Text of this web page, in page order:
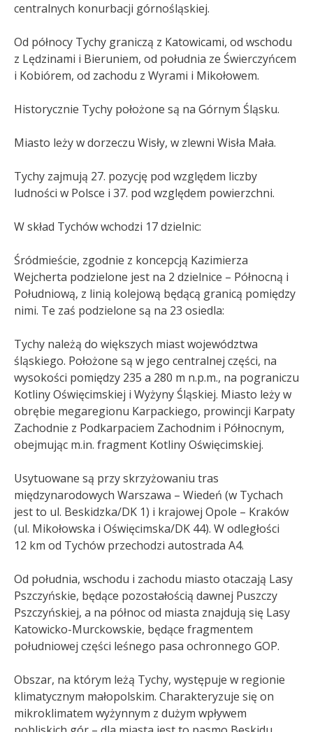
centralnych konurbacji górnośląskiej.
Od północy Tychy graniczą z Katowicami, od wschodu
z Lędzinami i Bieruniem, od południa ze Świerczyńcem
i Kobiórem, od zachodu z Wyrami i Mikołowem.
Historycznie Tychy położone są na Górnym Śląsku.
Miasto leży w dorzeczu Wisły, w zlewni Wisła Mała.
Tychy zajmują 27. pozycję pod względem liczby
ludności w Polsce i 37. pod względem powierzchni.
W skład Tychów wchodzi 17 dzielnic:
Śródmieście, zgodnie z koncepcją Kazimierza
Wejcherta podzielone jest na 2 dzielnice – Północną i
Południową, z linią kolejową będącą granicą pomiędzy
nimi. Te zaś podzielone są na 23 osiedla:
Tychy należą do większych miast województwa
śląskiego. Położone są w jego centralnej części, na
wysokości pomiędzy 235 a 280 m n.p.m., na pograniczu
Kotliny Oświęcimskiej i Wyżyny Śląskiej. Miasto leży w
obrębie megaregionu Karpackiego, prowincji Karpaty
Zachodnie z Podkarpaciem Zachodnim i Północnym,
obejmując m.in. fragment Kotliny Oświęcimskiej.
Usytuowane są przy skrzyżowaniu tras
międzynarodowych Warszawa – Wiedeń (w Tychach
jest to ul. Beskidzka/DK 1) i krajowej Opole – Kraków
(ul. Mikołowska i Oświęcimska/DK 44). W odległości
12 km od Tychów przechodzi autostrada A4.
Od południa, wschodu i zachodu miasto otaczają Lasy
Pszczyńskie, będące pozostałością dawnej Puszczy
Pszczyńskiej, a na północ od miasta znajdują się Lasy
Katowicko-Murckowskie, będące fragmentem
południowej części leśnego pasa ochronnego GOP.
Obszar, na którym leżą Tychy, występuje w regionie
klimatycznym małopolskim. Charakteryzuje się on
mikroklimatem wyżynnym z dużym wpływem